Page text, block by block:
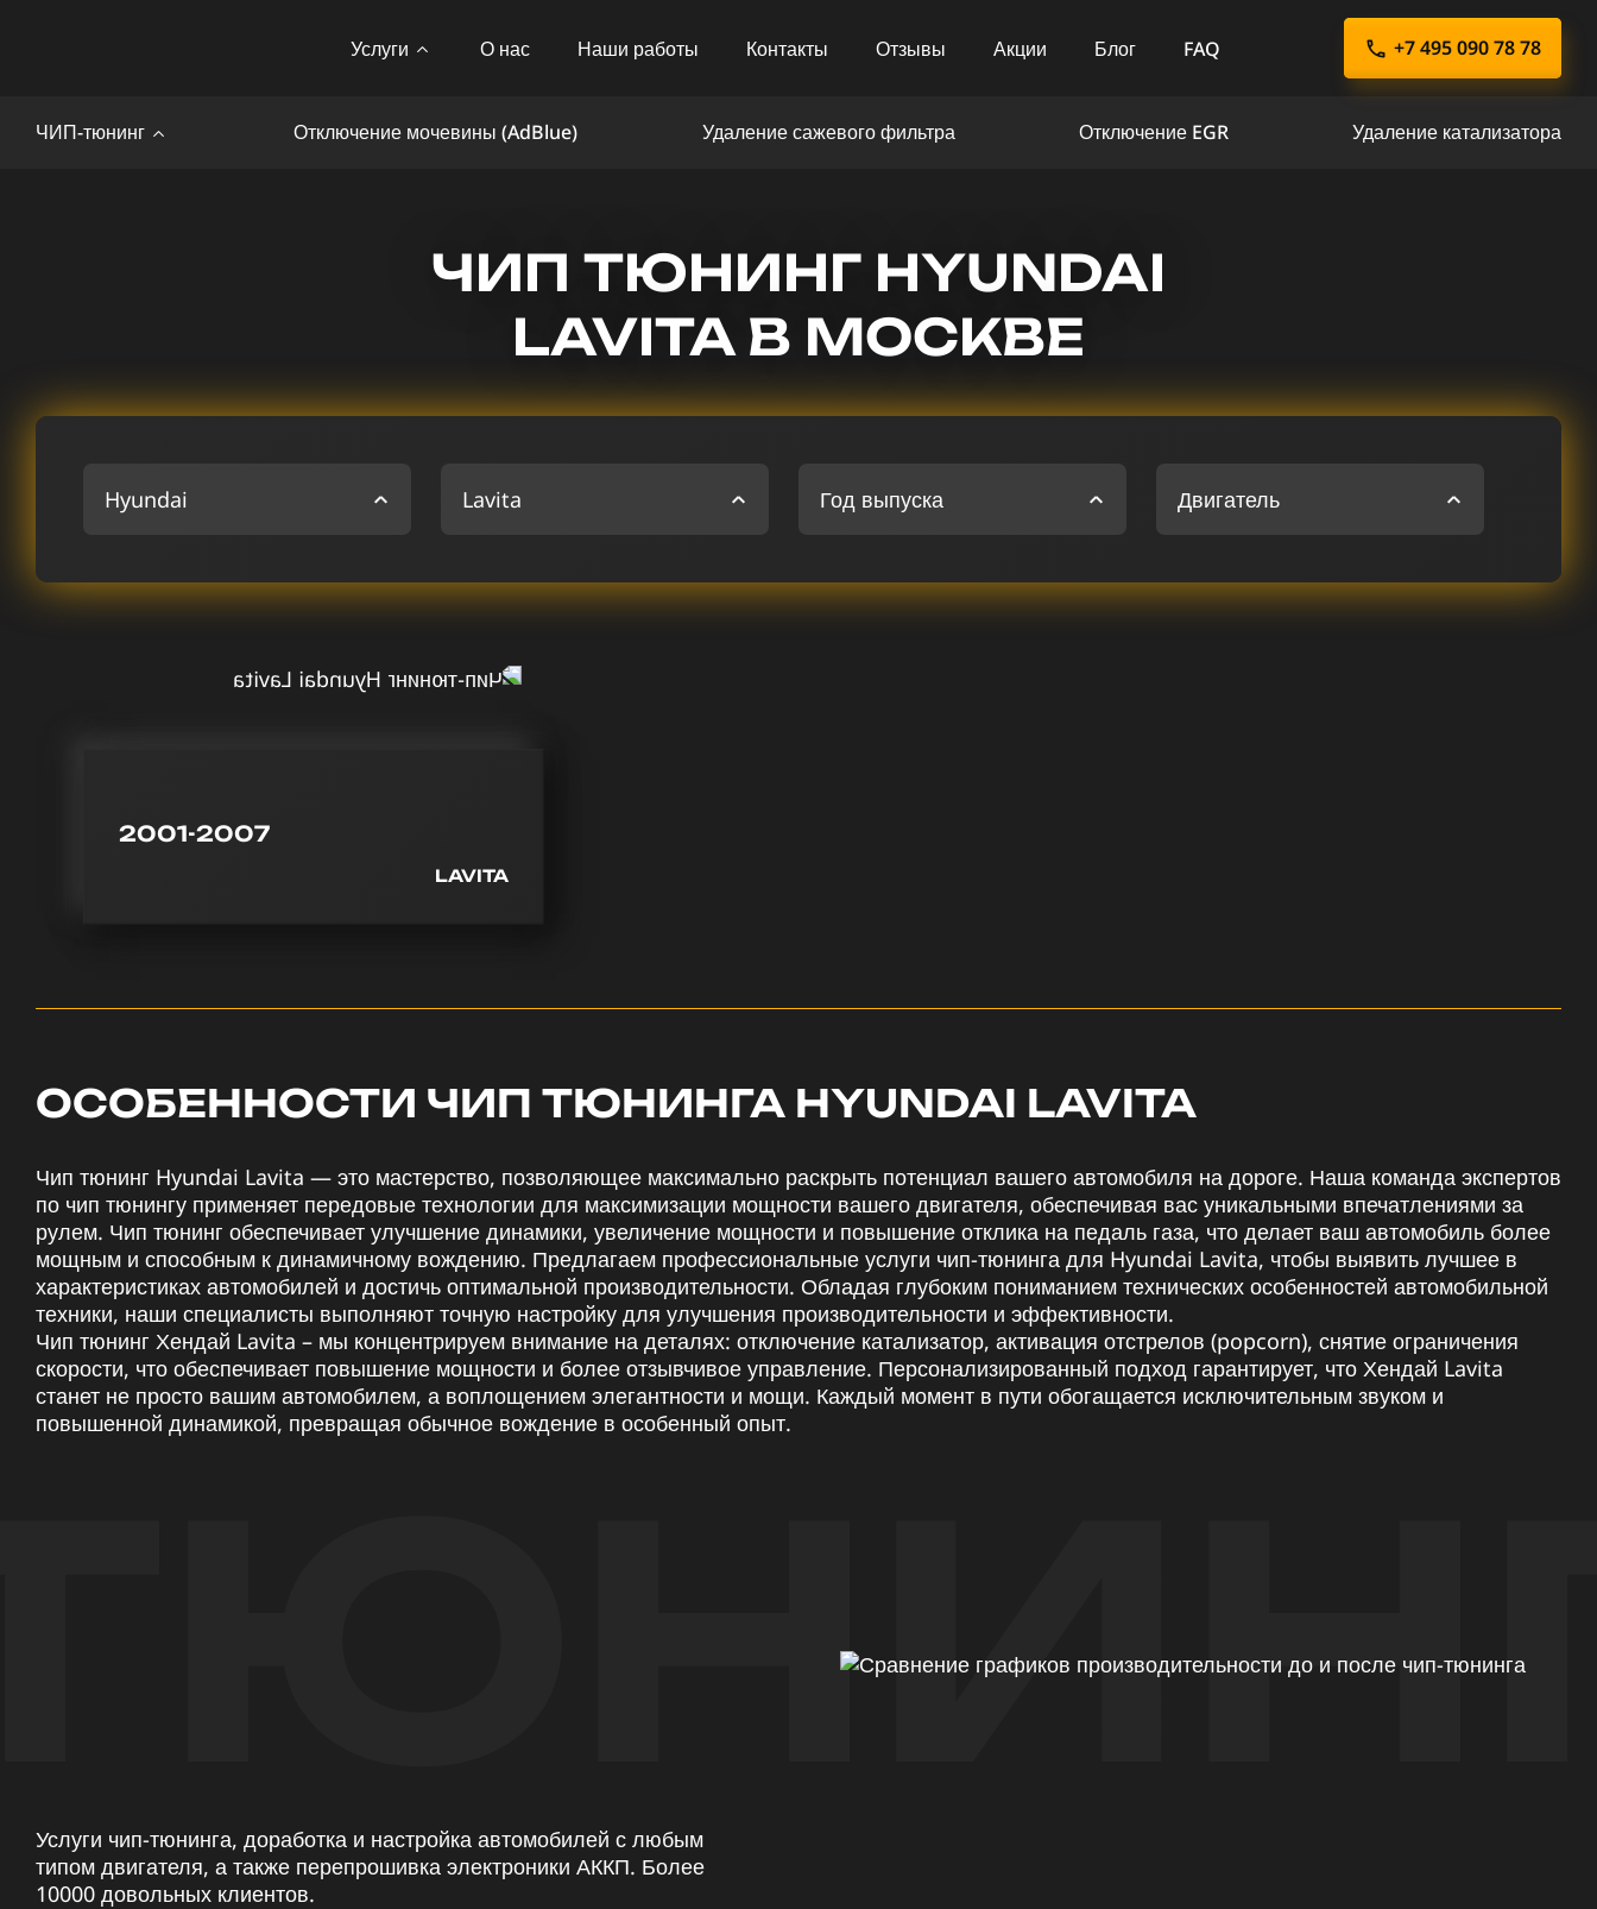
Услуги О нас Наши работы Контакты Отзывы Акции Блог FAQ +7 495 090 78 78
ЧИП-тюнинг Отключение мочевины (AdBlue) Удаление сажевого фильтра Отключение EGR Удаление катализатора
ЧИП ТЮНИНГ HYUNDAI
LAVITA В МОСКВЕ
Hyundai Lavita Год выпуска Двигатель
2001-2007
LAVITA
ОСОБЕННОСТИ ЧИП ТЮНИНГА HYUNDAI LAVITA
Чип тюнинг Hyundai Lavita — это мастерство, позволяющее максимально раскрыть потенциал вашего автомобиля на дороге. Наша команда экспертов
по чип тюнингу применяет передовые технологии для максимизации мощности вашего двигателя, обеспечивая вас уникальными впечатлениями за
рулем. Чип тюнинг обеспечивает улучшение динамики, увеличение мощности и повышение отклика на педаль газа, что делает ваш автомобиль более
мощным и способным к динамичному вождению. Предлагаем профессиональные услуги чип-тюнинга для Hyundai Lavita, чтобы выявить лучшее в
характеристиках автомобилей и достичь оптимальной производительности. Обладая глубоким пониманием технических особенностей автомобильной
техники, наши специалисты выполняют точную настройку для улучшения производительности и эффективности.
Чип тюнинг Хендай Lavita – мы концентрируем внимание на деталях: отключение катализатор, активация отстрелов (popcorn), снятие ограничения
скорости, что обеспечивает повышение мощности и более отзывчивое управление. Персонализированный подход гарантирует, что Хендай Lavita
станет не просто вашим автомобилем, а воплощением элегантности и мощи. Каждый момент в пути обогащается исключительным звуком и
повышенной динамикой, превращая обычное вождение в особенный опыт.
Услуги чип-тюнинга, доработка и настройка автомобилей с любым
типом двигателя, а также перепрошивка электроники АККП. Более
10000 довольных клиентов.